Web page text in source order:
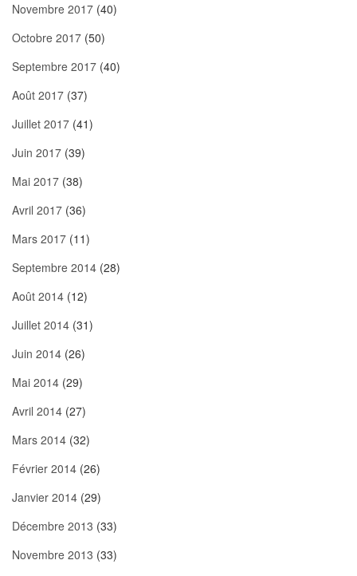
Novembre 2017 (40)
Octobre 2017 (50)
Septembre 2017 (40)
Août 2017 (37)
Juillet 2017 (41)
Juin 2017 (39)
Mai 2017 (38)
Avril 2017 (36)
Mars 2017 (11)
Septembre 2014 (28)
Août 2014 (12)
Juillet 2014 (31)
Juin 2014 (26)
Mai 2014 (29)
Avril 2014 (27)
Mars 2014 (32)
Février 2014 (26)
Janvier 2014 (29)
Décembre 2013 (33)
Novembre 2013 (33)